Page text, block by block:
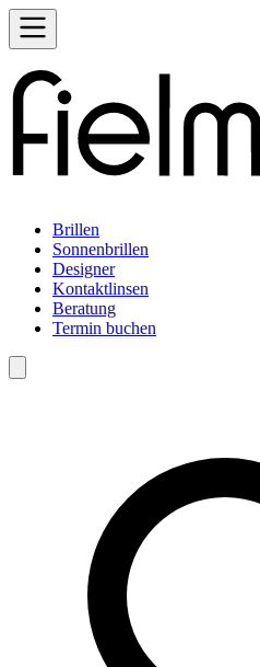
Brillen
Sonnenbrillen
Designer
Kontaktlinsen
Beratung
Termin buchen